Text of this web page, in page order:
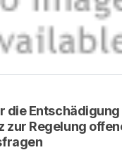
die
zur Regelung